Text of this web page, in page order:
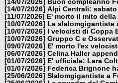
[14/07/2026]
Buon compleanno
[14/07/2026] Alpi Centrali:
[11/07/2026]
E' morto il mito
[10/07/2026]
Le
[10/07/2026]
I velocisti di Coppa
[10/07/2026] Gruppo C e
[09/07/2026]
E' morto l'ex
[06/07/2026] Celina Haller
[01/07/2026]
E' ufficiale: Lara
[01/07/2026]
Federica Brignone
[25/06/2026] Slalomgigantiste a